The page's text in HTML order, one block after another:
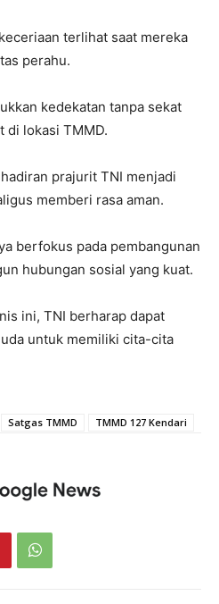
terlihat saat mereka
perahu.
kedekatan tanpa sekat
di lokasi TMMD.
prajurit TNI menjadi
memberi rasa aman.
berfokus pada pembangunan
hubungan sosial yang kuat.
ini, TNI berharap dapat
untuk memiliki cita-cita
Satgas TMMD TMMD 127 Kendari